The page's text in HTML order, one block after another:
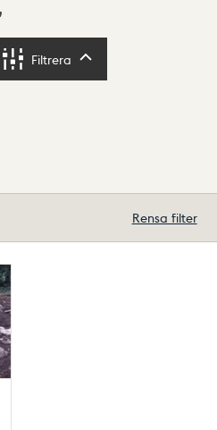
Filtrera
Rensa filter